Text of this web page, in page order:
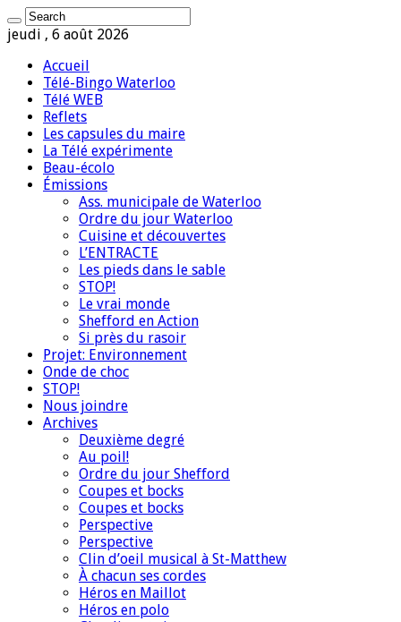
jeudi , 6 août 2026
Accueil
Télé-Bingo Waterloo
Télé WEB
Reflets
Les capsules du maire
La Télé expérimente
Beau-écolo
Émissions
Ass. municipale de Waterloo
Ordre du jour Waterloo
Cuisine et découvertes
L’ENTRACTE
Les pieds dans le sable
STOP!
Le vrai monde
Shefford en Action
Si près du rasoir
Projet: Environnement
Onde de choc
STOP!
Nous joindre
Archives
Deuxième degré
Au poil!
Ordre du jour Shefford
Coupes et bocks
Coupes et bocks
Perspective
Perspective
Clin d’oeil musical à St-Matthew
À chacun ses cordes
Héros en Maillot
Héros en polo